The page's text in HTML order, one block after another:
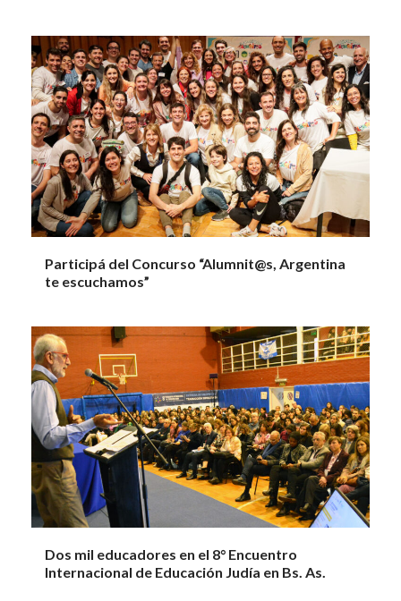
Participá del Concurso “Alumnit@s, Argentina
te escuchamos”
Dos mil educadores en el 8° Encuentro
Internacional de Educación Judía en Bs. As.